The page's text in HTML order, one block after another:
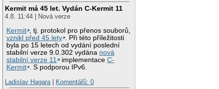
Kermit má 45 let. Vydán C-Kermit 11
4.8. 11:44 | Nová verze
Kermit , tj. protokol pro přenos souborů,
vznikl před 45 lety . Při této příležitosti
byla po 15 letech od vydání poslední
stabilní verze 9.0.302 vydána nová
stabilní verze 11
implementaceC-
Kermit . S podporou IPv6.
Ladislav Hagara | Komentářů: 0